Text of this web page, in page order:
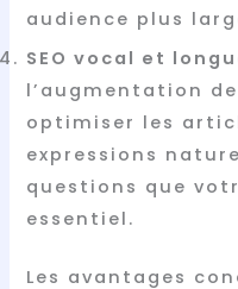
audience plus
SEO vocal et
l’augmentation
optimiser les
expressions
questions que
essentiel.
Les avantages